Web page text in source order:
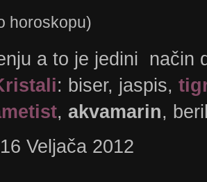
horoskopu)
a to je jedini način
: biser, jaspis,
, akvamarin,
Veljača 2012